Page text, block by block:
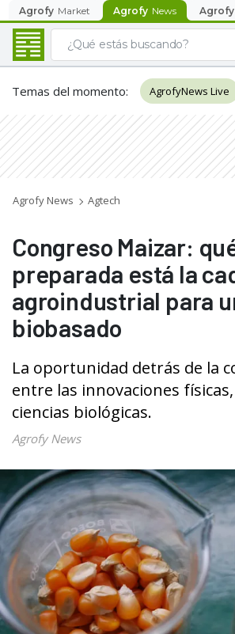
Agrofy Market Agrofy News Agrofy
Temas del momento: AgrofyNews Live
Agrofy News Agtech
Congreso Maizar:
preparada está la
agroindustrial para
biobasado
La oportunidad detrás de la
entre las innovaciones
ciencias biológicas.
Agrofy News